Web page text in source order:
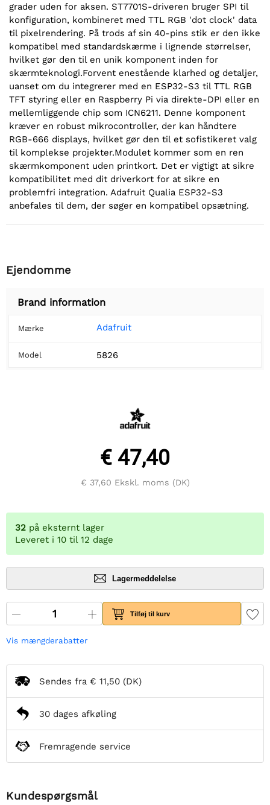
grader uden for aksen. ST7701S-driveren bruger SPI til
konfiguration, kombineret med TTL RGB 'dot clock' data
til pixelrendering. På trods af sin 40-pins stik er den ikke
kompatibel med standardskærme i lignende størrelser,
hvilket gør den til en unik komponent inden for
skærmteknologi.Forvent enestående klarhed og detaljer,
uanset om du integrerer med en ESP32-S3 til TTL RGB
TFT styring eller en Raspberry Pi via direkte-DPI eller en
mellemliggende chip som ICN6211. Denne komponent
kræver en robust mikrocontroller, der kan håndtere
RGB-666 displays, hvilket gør den til et sofistikeret valg
til komplekse projekter.Modulet kommer som en ren
skærmkomponent uden printkort. Det er vigtigt at sikre
kompatibilitet med dit driverkort for at sikre en
problemfri integration. Adafruit Qualia ESP32-S3
anbefales til dem, der søger en kompatibel opsætning.
Ejendomme
Brand information
Mærke Adafruit
Model 5826
€ 47,40
€ 37,60 Ekskl. moms (DK)
32 på eksternt lager
Leveret i 10 til 12 dage
Lagermeddelelse
Tilføj til kurv
Vis mængderabatter
Sendes fra € 11,50 (DK)
30 dages afkøling
Fremragende service
Kundespørgsmål